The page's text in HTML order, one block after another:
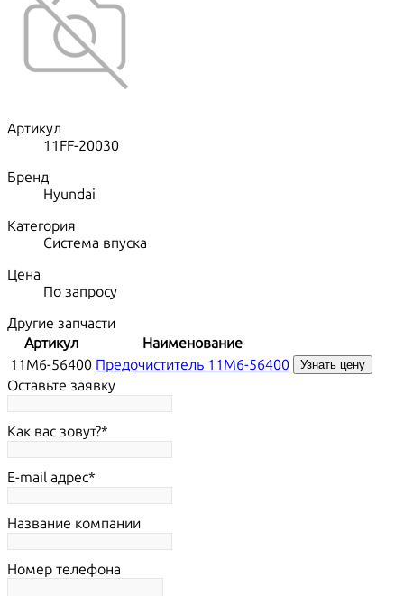
Артикул
11FF-20030
Бренд
Hyundai
Категория
Система впуска
Цена
По запросу
Другие запчасти
Артикул
Наименование
11M6-56400 Предочиститель 11M6-56400 Узнать цену
Оставьте заявку
Как вас зовут?
E-mail адрес
Название компании
Номер телефона